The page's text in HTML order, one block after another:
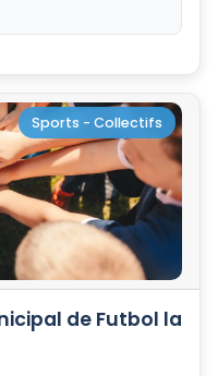
Sports - Collectifs
de Futbol la